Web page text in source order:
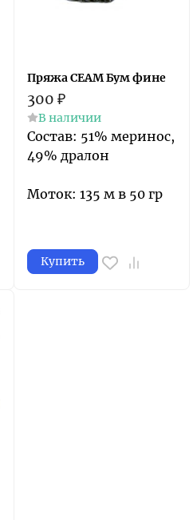
Пряжа СЕАМ Бум фине
300 ₽
В наличии
Состав: 51% меринос,
49% дралон
Моток: 135 м в 50 гр
Купить